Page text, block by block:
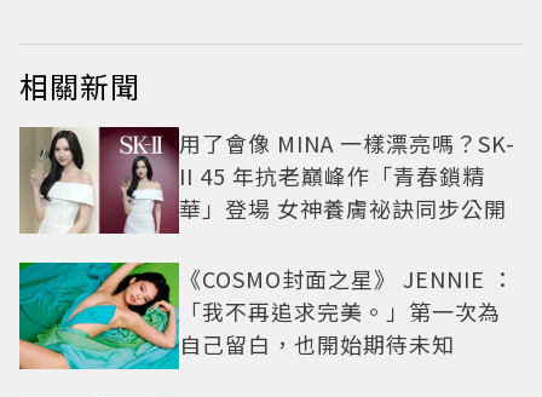
相關新聞
用了會像 MINA 一樣漂亮嗎？SK-
II 45 年抗老巔峰作「青春鎖精
華」登場 女神養膚祕訣同步公開
《COSMO封面之星》 JENNIE ：
「我不再追求完美。」第一次為
自己留白，也開始期待未知